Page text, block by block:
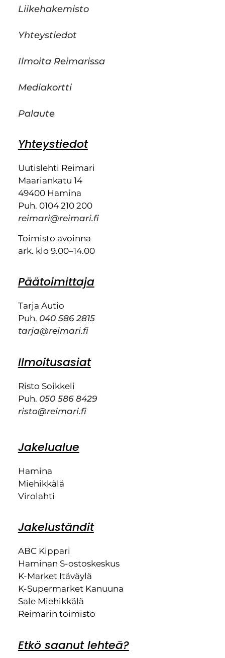
Liikehakemisto
Yhteystiedot
Ilmoita Reimarissa
Mediakortti
Palaute
Yhteystiedot
Uutislehti Reimari
Maariankatu 14
49400 Hamina
Puh. 0104 210 200
reimari@reimari.fi
Toimisto avoinna
ark. klo 9.00–14.00
Päätoimittaja
Tarja Autio
Puh. 040 586 2815
tarja@reimari.fi
Ilmoitusasiat
Risto Soikkeli
Puh. 050 586 8429
risto@reimari.fi
Jakelualue
Hamina
Miehikkälä
Virolahti
Jakeluständit
ABC Kippari
Haminan S-ostoskeskus
K-Market Itäväylä
K-Supermarket Kanuuna
Sale Miehikkälä
Reimarin toimisto
Etkö saanut lehteä?